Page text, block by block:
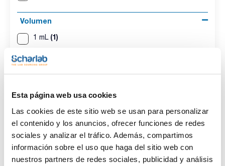
Esta página web usa cookies
Las cookies de este sitio web se usan para personalizar
el contenido y los anuncios, ofrecer funciones de redes
sociales y analizar el tráfico. Además, compartimos
información sobre el uso que haga del sitio web con
nuestros partners de redes sociales, publicidad y análisis
Volumen
1 mL (1)
Conc.
CAS
[57018-04-9](1)